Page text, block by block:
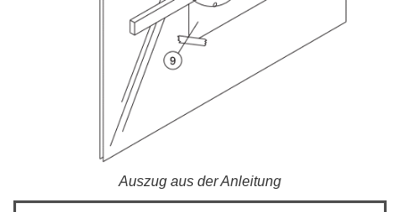
Auszug aus der Anleitung